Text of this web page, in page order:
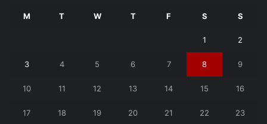
M T W T F S S
1 2
3 4 5 6 7 8 9
10 11 12 13 14 15 16
17 18 19 20 21 22 23